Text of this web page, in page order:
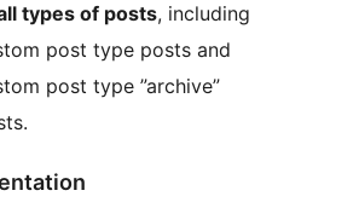
types of posts, including
post type posts and
post type ”archive”